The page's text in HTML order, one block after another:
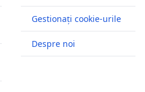
Gestionați cookie-urile
Despre noi